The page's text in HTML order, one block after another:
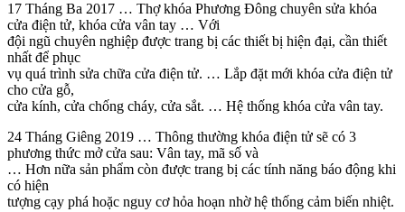
17 Tháng Ba 2017 … Thợ khóa Phương Đông chuyên sửa khóa
cửa điện tử, khóa cửa vân tay … Với
đội ngũ chuyên nghiệp được trang bị các thiết bị hiện đại, cần thiết
nhất để phục
vụ quá trình sửa chữa cửa điện tử. … Lắp đặt mới khóa cửa điện tử
cho cửa gỗ,
cửa kính, cửa chống cháy, cửa sắt. … Hệ thống khóa cửa vân tay.
24 Tháng Giêng 2019 … Thông thường khóa điện tử sẽ có 3
phương thức mở cửa sau: Vân tay, mã số và
… Hơn nữa sản phẩm còn được trang bị các tính năng báo động khi
có hiện
tượng cạy phá hoặc nguy cơ hỏa hoạn nhờ hệ thống cảm biến nhiệt.